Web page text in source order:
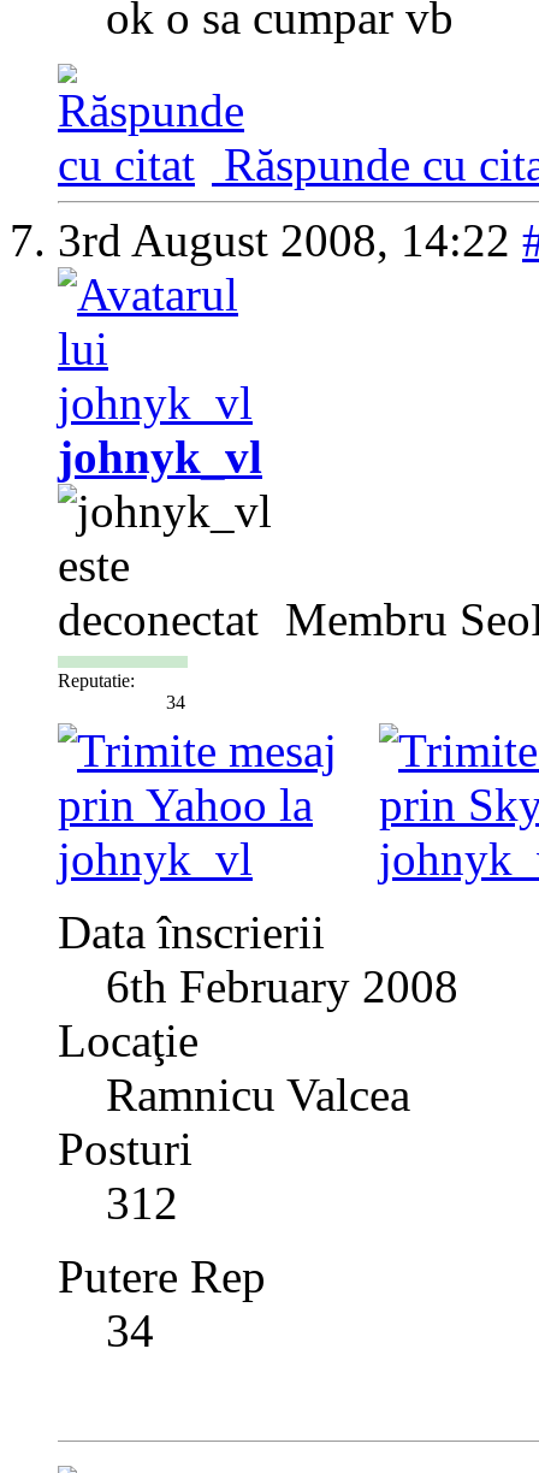
ok o sa cumpar vb
Răspunde cu
3rd August 2008, 14:22
johnyk_vl
Membru
Reputatie:
34
Data înscrierii
6th February 2008
Locaţie
Ramnicu Valcea
Posturi
312
Putere Rep
34